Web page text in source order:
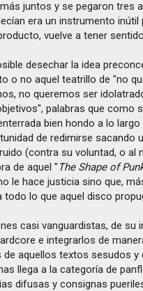
juntos y se pegaron tres
era un instrumento inútil
vuelve a tener
desechar la idea
o no aquel teatrillo de "no
no queremos ser
palabras que como
bien hondo a lo
de redimirse sacando
(contra su voluntad, o al
de aquel " The Shape of
le hace justicia sino que,
lo que aquel disco
casi vanguardistas, de su
e integrarlos de
aquellos textos sesudos y
llega a la categoría de
difusas y consignas